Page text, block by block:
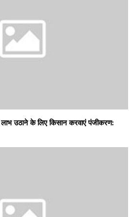
लाभ उठाने के लिए किसान करवाएं पंजीकरण: